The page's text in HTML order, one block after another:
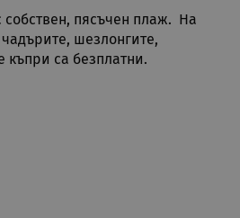
собствен, пясъчен плаж. На
шезлонгите,
къпри са безплатни.